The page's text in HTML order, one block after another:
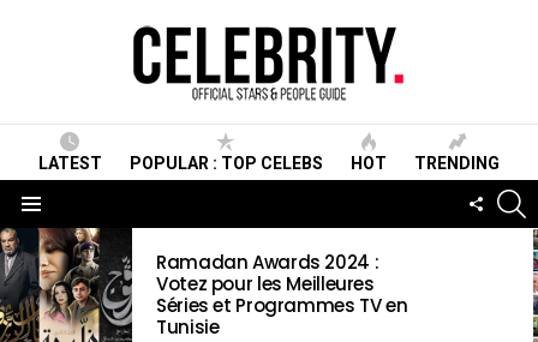
LATEST POPULAR : TOP CELEBS HOT TRENDING
LATEST
STORIES
Ramadan Awards 2024 :
Votez pour les Meilleures
Séries et Programmes TV en
Tunisie